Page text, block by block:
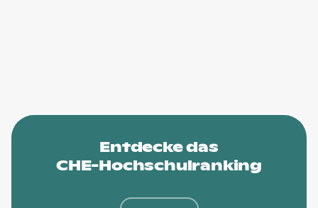
Entdecke das
CHE-Hochschulranking